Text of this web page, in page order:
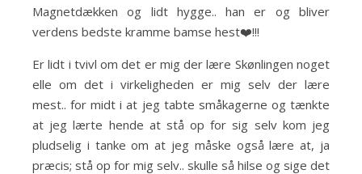
Magnetdækken og lidt hygge.. han er og bliver
verdens bedste kramme bamse hest❤️!!!
Er lidt i tvivl om det er mig der lære Skønlingen noget
elle om det i virkeligheden er mig selv der lære
mest.. for midt i at jeg tabte småkagerne og tænkte
at jeg lærte hende at stå op for sig selv kom jeg
pludselig i tanke om at jeg måske også lære at, ja
præcis; stå op for mig selv.. skulle så hilse og sige det